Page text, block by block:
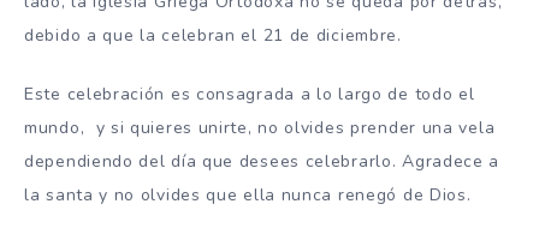
debido a que la celebran el 21 de diciembre.
Este celebración es consagrada a lo largo de todo el
mundo, y si quieres unirte, no olvides prender una vela
dependiendo del día que desees celebrarlo. Agradece a
la santa y no olvides que ella nunca renegó de Dios.